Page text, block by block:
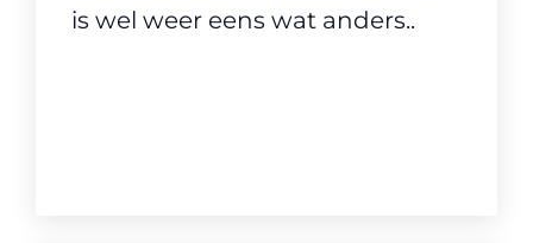
is wel weer eens wat anders..